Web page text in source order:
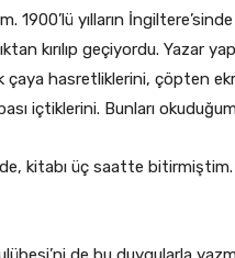
1900’lü yılların
kırılıp geçiyordu. Yazar
hasretliklerini, çöpten
içtiklerini. Bunları
kitabı üç saatte